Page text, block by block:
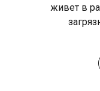
живет в